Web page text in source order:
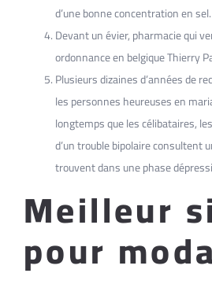
d’une bonne concentration en sel.
Devant un évier, pharmacie qui
ordonnance en belgique Thierry
Plusieurs dizaines d’années de
les personnes heureuses en
longtemps que les célibataires,
d’un trouble bipolaire consultent
trouvent dans une phase
Meilleur
pour